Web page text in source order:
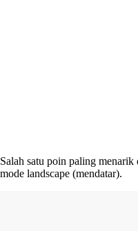
Salah satu poin paling
mode landscape (mendatar).